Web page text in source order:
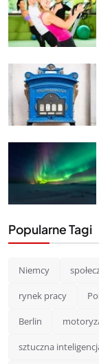
Popularne Tagi
Niemcy
rynek pracy
Berlin
sztuczna